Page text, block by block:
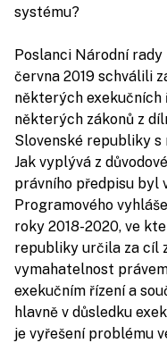
systému?
Poslanci Národní
června 2019 schválili
některých exekučních
některých zákonů z
Slovenské republiky s
Jak vyplývá z
právního předpisu byl
Programového
roky 2018-2020, ve
republiky určila za cíl
vymahatelnost
exekučním řízení a
hlavně v důsledku
je vyřešení problému